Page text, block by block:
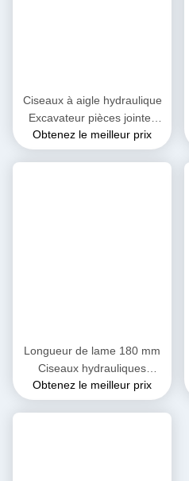
Ciseaux à aigle hydraulique
Excavateur pièces jointes
Démolition Scrap Metal Steel
Ciseaux moteur cœur
Obtenez le meilleur prix
Longueur de lame 180 mm
Ciseaux hydrauliques
Équipement essentiel pour le
recyclage des déchets
Obtenez le meilleur prix